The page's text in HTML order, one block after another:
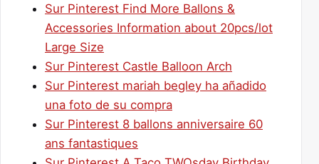
Sur Pinterest Find More Ballons &
Accessories Information about 20pcs/lot
Large Size
Sur Pinterest Castle Balloon Arch
Sur Pinterest mariah begley ha añadido
una foto de su compra
Sur Pinterest 8 ballons anniversaire 60
ans fantastiques